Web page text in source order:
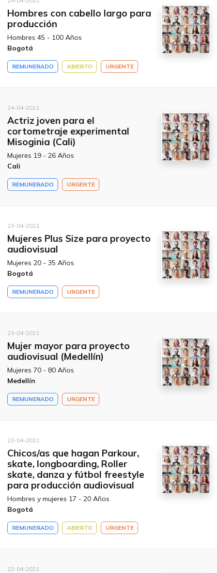
Hombres con cabello largo para
producción
Hombres 45 - 100 Años
Bogotá
REMUNERADO ABIERTO URGENTE
24-04-2021
Actriz joven para el
cortometraje experimental
Misoginia (Cali)
Mujeres 19 - 26 Años
Cali
REMUNERADO URGENTE
23-04-2021
Mujeres Plus Size para proyecto
audiovisual
Mujeres 20 - 35 Años
Bogotá
REMUNERADO URGENTE
23-04-2021
Mujer mayor para proyecto
audiovisual (Medellín)
Mujeres 70 - 80 Años
Medellín
REMUNERADO URGENTE
22-04-2021
Chicos/as que hagan Parkour,
skate, longboarding, Roller
skate, danza y fútbol freestyle
para producción audiovisual
Hombres y mujeres 17 - 20 Años
Bogotá
REMUNERADO ABIERTO URGENTE
22-04-2021